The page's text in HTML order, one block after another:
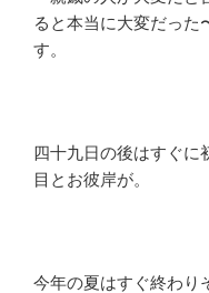
ると本当に大変だった
す。
四十九日の後はすぐに
目とお彼岸が。
今年の夏はすぐ終わり